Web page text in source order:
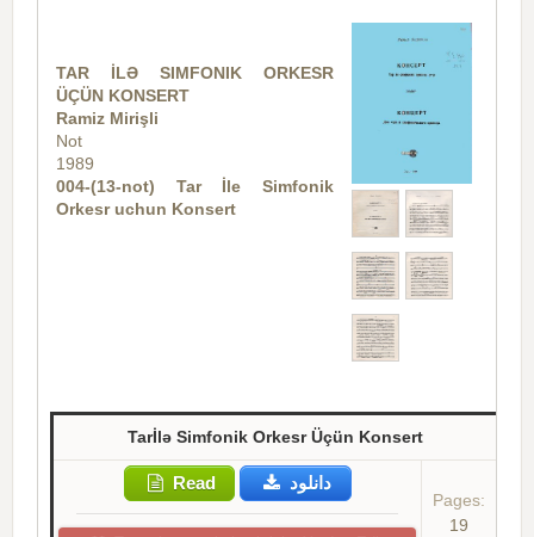
TAR İLƏ SIMFONIK ORKESR
ÜÇÜN KONSERT
Ramiz Mirişli
Not
1989
004-(13-not) Tar İle Simfonik
Orkesr uchun Konsert
Tarİlə Simfonik Orkesr Üçün Konsert
Read دانلود
Pages:
19